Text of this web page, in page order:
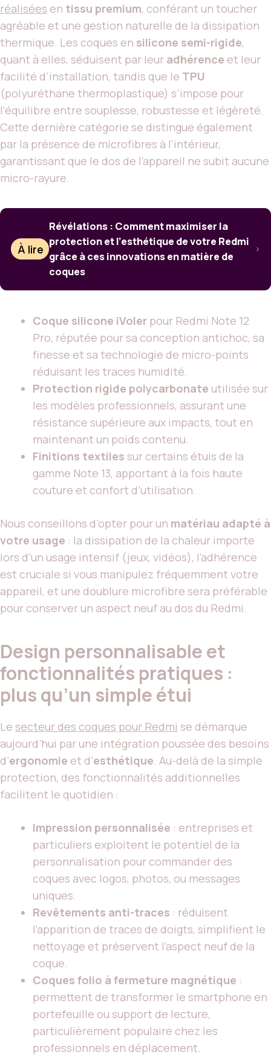
réalisées en tissu premium, conférant un toucher
agréable et une gestion naturelle de la dissipation
thermique. Les coques en silicone semi-rigide,
quant à elles, séduisent par leur adhérence et leur
facilité d’installation, tandis que le TPU
(polyuréthane thermoplastique) s’impose pour
l’équilibre entre souplesse, robustesse et légèreté.
Cette dernière catégorie se distingue également
par la présence de microfibres à l’intérieur,
garantissant que le dos de l’appareil ne subit aucune
micro-rayure.
À lire
Révélations : Comment maximiser la
protection et l’esthétique de votre Redmi
grâce à ces innovations en matière de
coques
Coque silicone iVoler pour Redmi Note 12
Pro, réputée pour sa conception antichoc, sa
finesse et sa technologie de micro-points
réduisant les traces humidité.
Protection rigide polycarbonate utilisée sur
les modèles professionnels, assurant une
résistance supérieure aux impacts, tout en
maintenant un poids contenu.
Finitions textiles sur certains étuis de la
gamme Note 13, apportant à la fois haute
couture et confort d’utilisation.
Nous conseillons d’opter pour un matériau adapté à
votre usage : la dissipation de la chaleur importe
lors d’un usage intensif (jeux, vidéos), l’adhérence
est cruciale si vous manipulez fréquemment votre
appareil, et une doublure microfibre sera préférable
pour conserver un aspect neuf au dos du Redmi.
Design personnalisable et
fonctionnalités pratiques :
plus qu’un simple étui
Le secteur des coques pour Redmi se démarque
aujourd’hui par une intégration poussée des besoins
d’ergonomie et d’esthétique . Au-delà de la simple
protection, des fonctionnalités additionnelles
facilitent le quotidien :
Impression personnalisée : entreprises et
particuliers exploitent le potentiel de la
personnalisation pour commander des
coques avec logos, photos, ou messages
uniques.
Revêtements anti-traces : réduisent
l’apparition de traces de doigts, simplifient le
nettoyage et préservent l’aspect neuf de la
coque.
Coques folio à fermeture magnétique :
permettent de transformer le smartphone en
portefeuille ou support de lecture,
particulièrement populaire chez les
professionnels en déplacement.